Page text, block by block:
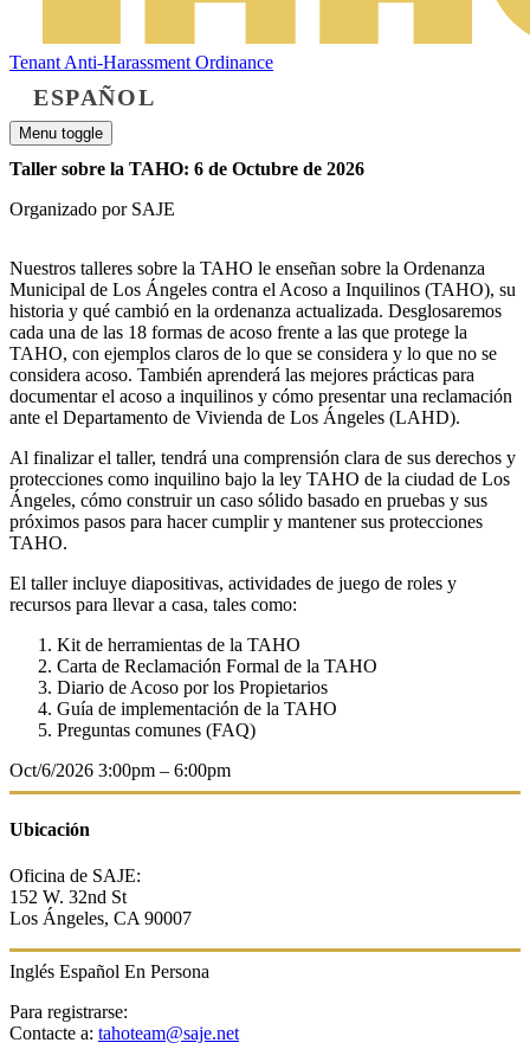
Tenant Anti-Harassment Ordinance
ESPAÑOL
Menu toggle
Taller sobre la TAHO: 6 de Octubre de 2026
Organizado por SAJE
Oct/6/2026 3:00pm – 6:00pm
Ubicación
Oficina de SAJE:
152 W. 32nd St
Los Ángeles, CA 90007
Inglés Español En Persona
Para registrarse:
Contacte a: tahoteam@saje.net
Nuestros talleres sobre la TAHO le enseñan sobre la Ordenanza
Municipal de Los Ángeles contra el Acoso a Inquilinos (TAHO), su
historia y qué cambió en la ordenanza actualizada. Desglosaremos
cada una de las 18 formas de acoso frente a las que protege la
TAHO, con ejemplos claros de lo que se considera y lo que no se
considera acoso. También aprenderá las mejores prácticas para
documentar el acoso a inquilinos y cómo presentar una reclamación
ante el Departamento de Vivienda de Los Ángeles (LAHD).
Al finalizar el taller, tendrá una comprensión clara de sus derechos y
protecciones como inquilino bajo la ley TAHO de la ciudad de Los
Ángeles, cómo construir un caso sólido basado en pruebas y sus
próximos pasos para hacer cumplir y mantener sus protecciones
TAHO.
El taller incluye diapositivas, actividades de juego de roles y
recursos para llevar a casa, tales como:
Kit de herramientas de la TAHO
Carta de Reclamación Formal de la TAHO
Diario de Acoso por los Propietarios
Guía de implementación de la TAHO
Preguntas comunes (FAQ)